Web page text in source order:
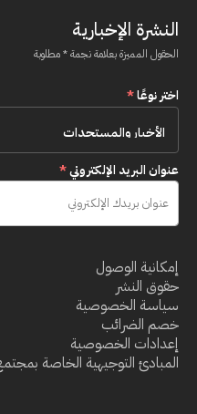
النشرة الإخبارية
الحقول المميزة بعلامة نجمة * مطلوبة
اختر نوعًا*
عنوان البريد الإلكتروني*
إمكانية الوصول
حقوق النشر
سياسة الخصوصية
خصم الضرائب
إعدادات الخصوصية
المبادئ التوجيهية الخاصة